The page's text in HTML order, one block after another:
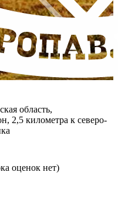
область,
2,5 километра к северо-
оценок нет)